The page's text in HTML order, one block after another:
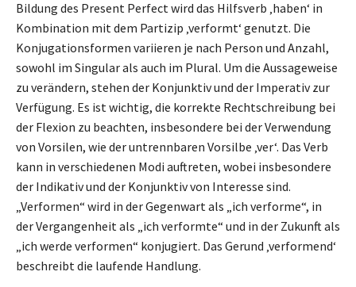
Bildung des Present Perfect wird das Hilfsverb ‚haben‘ in
Kombination mit dem Partizip ‚verformt‘ genutzt. Die
Konjugationsformen variieren je nach Person und Anzahl,
sowohl im Singular als auch im Plural. Um die Aussageweise
zu verändern, stehen der Konjunktiv und der Imperativ zur
Verfügung. Es ist wichtig, die korrekte Rechtschreibung bei
der Flexion zu beachten, insbesondere bei der Verwendung
von Vorsilen, wie der untrennbaren Vorsilbe ‚ver‘. Das Verb
kann in verschiedenen Modi auftreten, wobei insbesondere
der Indikativ und der Konjunktiv von Interesse sind.
„Verformen“ wird in der Gegenwart als „ich verforme“, in
der Vergangenheit als „ich verformte“ und in der Zukunft als
„ich werde verformen“ konjugiert. Das Gerund ‚verformend‘
beschreibt die laufende Handlung.